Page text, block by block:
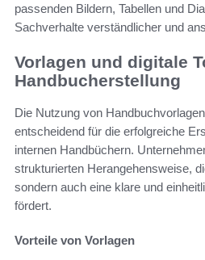
passenden Bildern, Tabellen und
Sachverhalte verständlicher und
Vorlagen und digitale
Handbucherstellung
Die Nutzung von
entscheidend für die erfolgreiche
internen Handbüchern.
strukturierten Herangehensweise,
sondern auch eine klare und
fördert.
Vorteile von Vorlagen